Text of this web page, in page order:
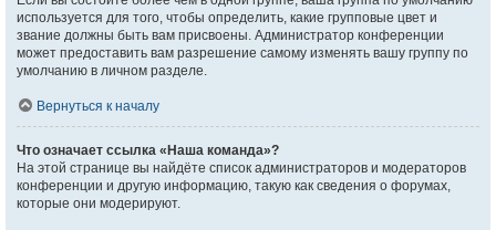
используется для того, чтобы определить, какие групповые цвет и
звание должны быть вам присвоены. Администратор конференции
может предоставить вам разрешение самому изменять вашу группу по
умолчанию в личном разделе.
Вернуться к началу
Что означает ссылка «Наша команда»?
На этой странице вы найдёте список администраторов и модераторов
конференции и другую информацию, такую как сведения о форумах,
которые они модерируют.